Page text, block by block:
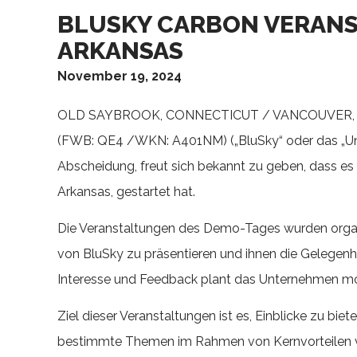
BLUSKY CARBON
ARKANSAS
November 19, 2024
OLD SAYBROOK, CONNECTICUT /
(FWB: QE4 /WKN: A401NM) („BluSky“ oder das
Abscheidung, freut sich bekannt zu geben, dass
Arkansas, gestartet hat.
Die Veranstaltungen des Demo-Tages wurden
von BluSky zu präsentieren und ihnen die
Interesse und Feedback plant das Unternehmen
Ziel dieser Veranstaltungen ist es, Einblicke zu
bestimmte Themen im Rahmen von